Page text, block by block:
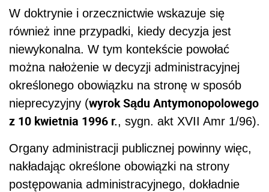
W doktrynie i orzecznictwie wskazuje się
również inne przypadki, kiedy decyzja jest
niewykonalna. W tym kontekście powołać
można nałożenie w decyzji administracyjnej
określonego obowiązku na stronę w sposób
nieprecyzyjny (wyrok Sądu Antymonopolowego
z 10 kwietnia 1996 r., sygn. akt XVII Amr 1/96).
Organy administracji publicznej powinny więc,
nakładając określone obowiązki na strony
postępowania administracyjnego, dokładnie